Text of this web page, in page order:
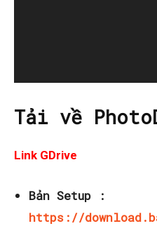
Tải về
Link GDrive
Bản Setup :
https://